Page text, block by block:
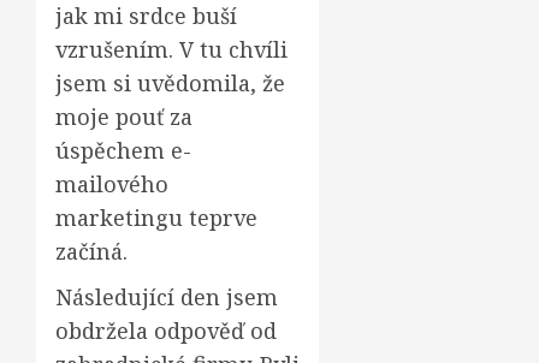
jak mi srdce buší
vzrušením. V tu chvíli
jsem si uvědomila, že
moje pouť za
úspěchem e-
mailového
marketingu teprve
začíná.
Následující den jsem
obdržela odpověď od